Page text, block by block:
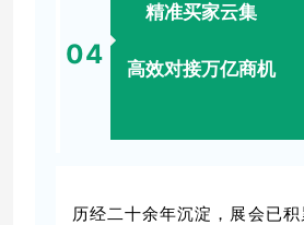
04
精准买家云集
高效对接万亿商机
历经二十余年沉淀，展会已